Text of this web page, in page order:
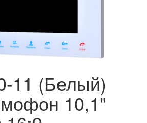
11 (Белый)
10,1"